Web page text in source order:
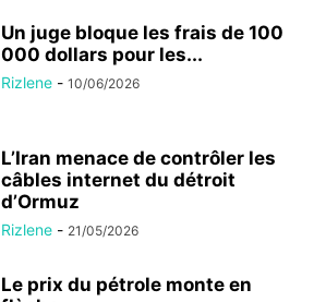
Un juge bloque les frais de 100
000 dollars pour les...
Rizlene - 10/06/2026
L’Iran menace de contrôler les
câbles internet du détroit
d’Ormuz
Rizlene - 21/05/2026
Le prix du pétrole monte en